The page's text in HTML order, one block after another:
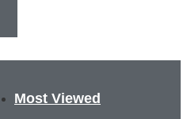
Most Viewed